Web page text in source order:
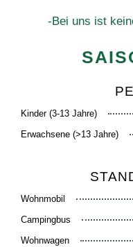
-Bei uns ist
Kinder (3-13 Jahre)
Erwachsene (>13 Jahre)
Wohnmobil
Campingbus
Wohnwagen